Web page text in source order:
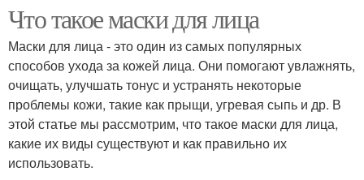
Что такое маски для лица
Маски для лица - это один из самых популярных
способов ухода за кожей лица. Они помогают увлажнять,
очищать, улучшать тонус и устранять некоторые
проблемы кожи, такие как прыщи, угревая сыпь и др. В
этой статье мы рассмотрим, что такое маски для лица,
какие их виды существуют и как правильно их
использовать.